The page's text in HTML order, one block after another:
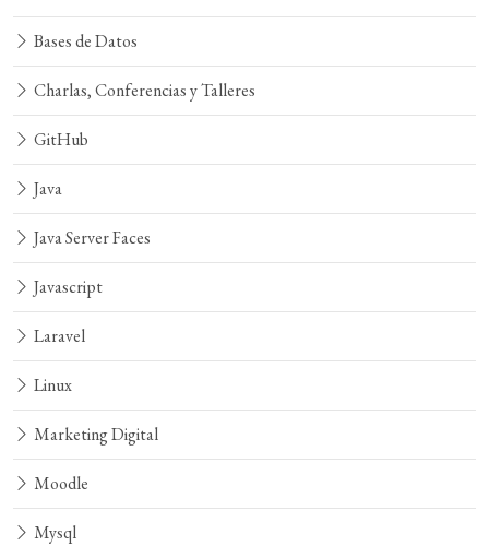
Bases de Datos
Charlas, Conferencias y Talleres
GitHub
Java
Java Server Faces
Javascript
Laravel
Linux
Marketing Digital
Moodle
Mysql